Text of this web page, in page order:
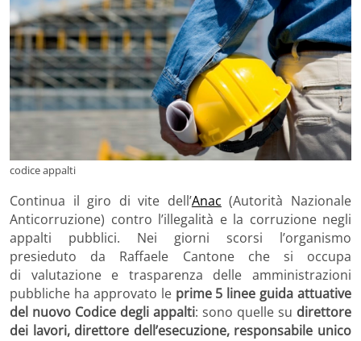
codice appalti
Continua il giro di vite dell’Anac (Autorità Nazionale
Anticorruzione) contro l’illegalità e la corruzione negli
appalti pubblici. Nei giorni scorsi l’organismo
presieduto da Raffaele Cantone che si occupa
di valutazione e trasparenza delle amministrazioni
pubbliche ha approvato le prime 5 linee guida attuative
del nuovo Codice degli appalti: sono quelle su direttore
dei lavori, direttore dell’esecuzione, responsabile unico